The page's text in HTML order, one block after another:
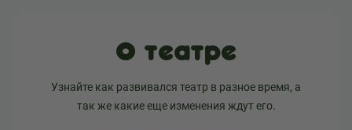
О театре
Узнайте как развивался театр в разное время, а
так же какие еще изменения ждут его.